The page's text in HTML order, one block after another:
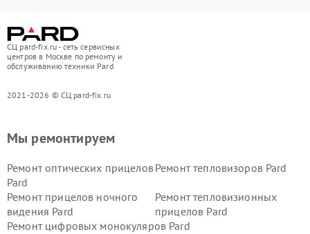
СЦ pard-fix.ru - сеть сервисных
центров в Москве по ремонту и
обслуживанию техники Pard
2021-2026 © СЦ pard-fix.ru
Мы ремонтируем
Ремонт оптических прицелов
Pard
Ремонт тепловизоров Pard
Ремонт прицелов ночного
видения Pard
Ремонт тепловизионных
прицелов Pard
Ремонт цифровых монокуляров Pard